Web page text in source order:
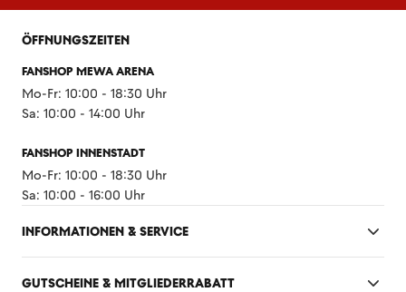
ÖFFNUNGSZEITEN
FANSHOP MEWA ARENA
Mo-Fr: 10:00 - 18:30 Uhr
Sa: 10:00 - 14:00 Uhr
FANSHOP INNENSTADT
Mo-Fr: 10:00 - 18:30 Uhr
Sa: 10:00 - 16:00 Uhr
INFORMATIONEN & SERVICE
GUTSCHEINE & MITGLIEDERRABATT